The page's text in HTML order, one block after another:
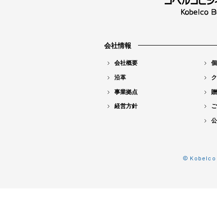
会社情報
会社概要
沿革
事業拠点
経営方針
©